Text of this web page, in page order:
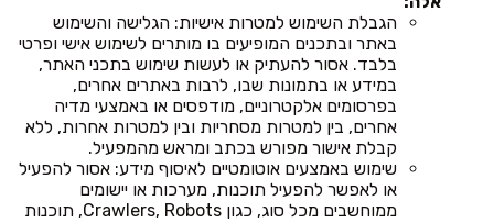
הגבלת השימוש למטרות אישיות: הגלישה והשימוש
באתר ובתכנים המופיעים בו מותרים לשימוש אישי ופרטי
בלבד. אסור להעתיק או לעשות שימוש בתכני האתר,
במידע או בתמונות שבו, לרבות באתרים אחרים,
בפרסומים אלקטרוניים, מודפסים או באמצעי מדיה
אחרים, בין למטרות מסחריות ובין למטרות אחרות, ללא
קבלת אישור מפורש בכתב ומראש מהמפעיל.
שימוש באמצעים אוטומטיים לאיסוף מידע: אסור להפעיל
או לאפשר להפעיל תוכנות, מערכות או יישומים
ממוחשבים מכל סוג, כגון Crawlers, Robots, תוכנות